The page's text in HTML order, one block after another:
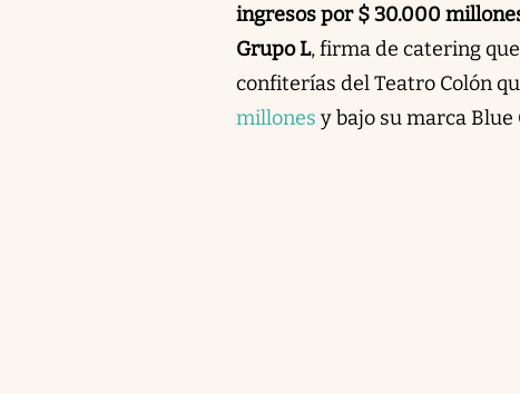
ingresos por $ 30.000
Grupo L, firma de catering
confiterías del Teatro Colón
millones y bajo su marca